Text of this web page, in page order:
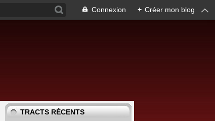
Connexion + Créer mon blog
TRACTS RÉCENTS